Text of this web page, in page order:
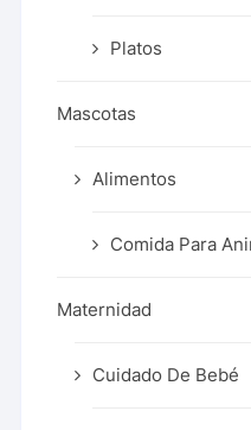
Platos
Mascotas
Alimentos
Comida Para
Maternidad
Cuidado De Bebé